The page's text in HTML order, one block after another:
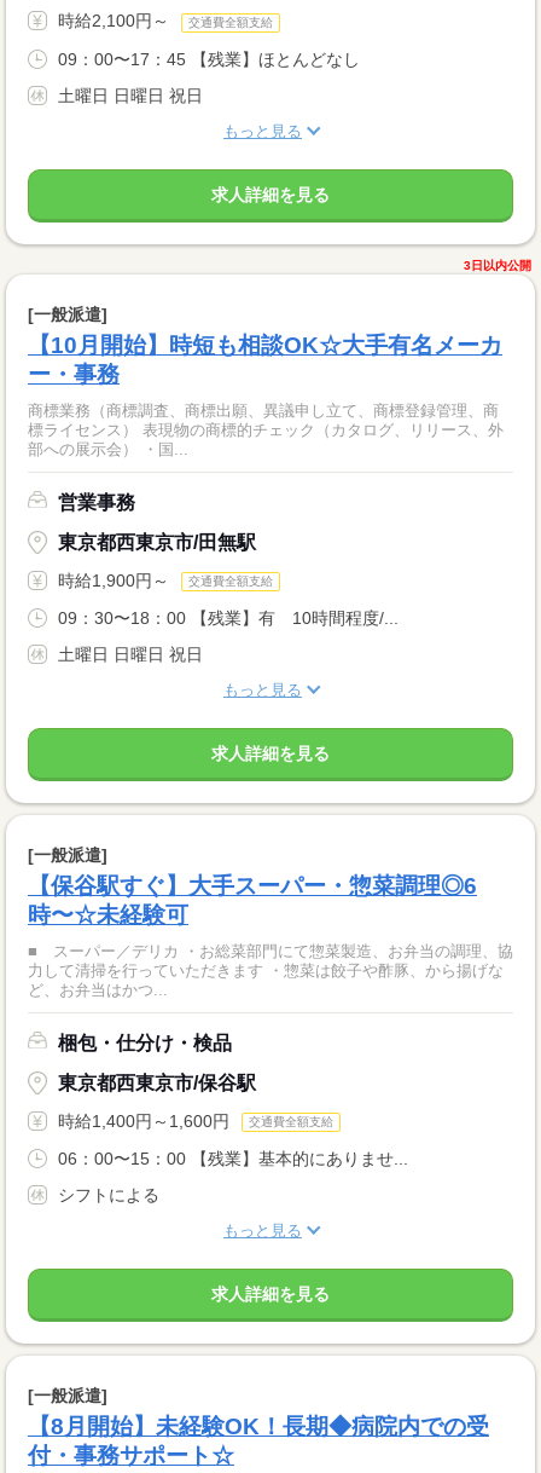
時給2,100円～ 交通費全額支給
09：00〜17：45 【残業】ほとんどなし
土曜日 日曜日 祝日
もっと見る
求人詳細を見る
3日以内公開
[一般派遣]
【10月開始】時短も相談OK☆大手有名メーカ
ー・事務
商標業務（商標調査、商標出願、異議申し立て、商標登録管理、商
標ライセンス） 表現物の商標的チェック（カタログ、リリース、外
部への展示会） ・国...
営業事務
東京都西東京市/田無駅
時給1,900円～ 交通費全額支給
09：30〜18：00 【残業】有 10時間程度/...
土曜日 日曜日 祝日
もっと見る
求人詳細を見る
[一般派遣]
【保谷駅すぐ】大手スーパー・惣菜調理◎6
時〜☆未経験可
■ スーパー／デリカ ・お総菜部門にて惣菜製造、お弁当の調理、協
力して清掃を行っていただきます ・惣菜は餃子や酢豚、から揚げな
ど、お弁当はかつ...
梱包・仕分け・検品
東京都西東京市/保谷駅
時給1,400円～1,600円 交通費全額支給
06：00〜15：00 【残業】基本的にありませ...
シフトによる
もっと見る
求人詳細を見る
[一般派遣]
【8月開始】未経験OK！長期◆病院内での受
付・事務サポート☆